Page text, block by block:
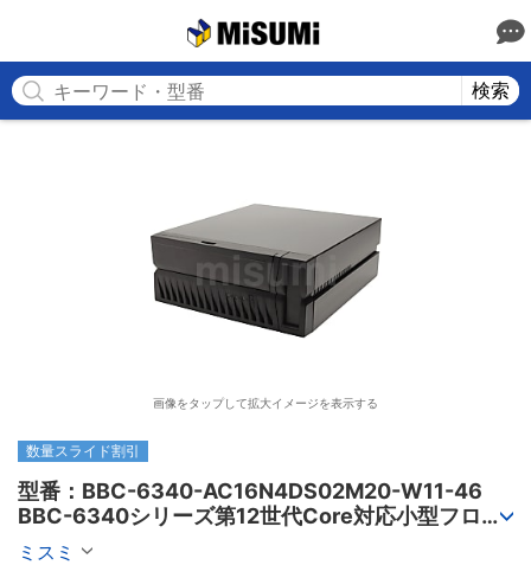
検索
画像をタップして拡大イメージを表示する
数量スライド割引
型番：BBC-6340-AC16N4DS02M20-W11-46
BBC-6340シリーズ第12世代Core対応小型フロア
マウントPC2PCI/2PCIe
ミスミ